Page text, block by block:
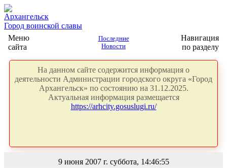
Архангельск
Город воинской славы
Меню
сайта
Последние
Новости
Навигация
по разделу
На данном сайте содержится информация о
деятельности Администрации городского округа «Город
Архангельск» по состоянию на 31.12.2025.
Актуальная информация размещается
https://arhcity.gosuslugi.ru/
9 июня 2007 г. суббота, 14:46:55